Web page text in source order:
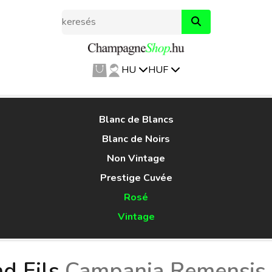
HU HUF
Blanc de Blancs
Blanc de Noirs
Non Vintage
Prestige Cuvée
Rosé
Vintage